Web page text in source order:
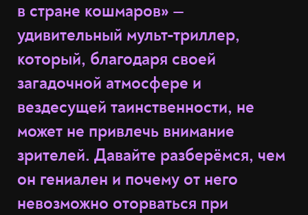
в стране кошмаров» —
удивительный мульт-триллер,
который, благодаря своей
загадочной атмосфере и
вездесущей таинственности, не
может не привлечь внимание
зрителей. Давайте разберёмся, чем
он гениален и почему от него
невозможно оторваться при